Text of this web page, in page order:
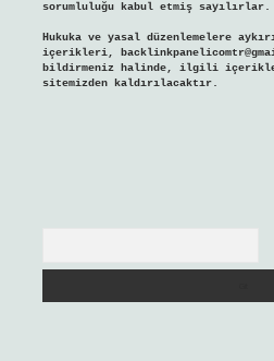
sorumluluğu kabul etmiş sayılırlar.
Hukuka ve yasal düzenlemelere
içerikleri,
bildirmeniz halinde, ilgili
sitemizden kaldırılacaktır.